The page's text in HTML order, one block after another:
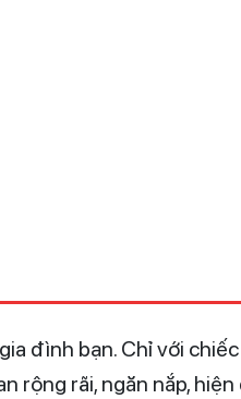
đình bạn. Chỉ với
rãi, ngăn nắp,